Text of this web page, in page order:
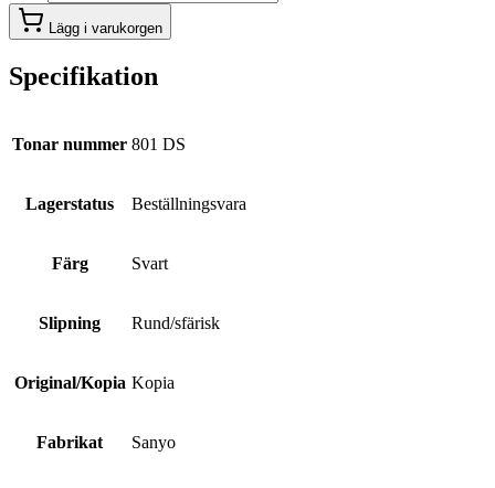
Lägg i varukorgen
Specifikation
Tonar nummer 801 DS
Lagerstatus Beställningsvara
Färg Svart
Slipning Rund/sfärisk
Original/Kopia Kopia
Fabrikat Sanyo